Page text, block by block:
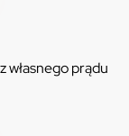
własnego prądu